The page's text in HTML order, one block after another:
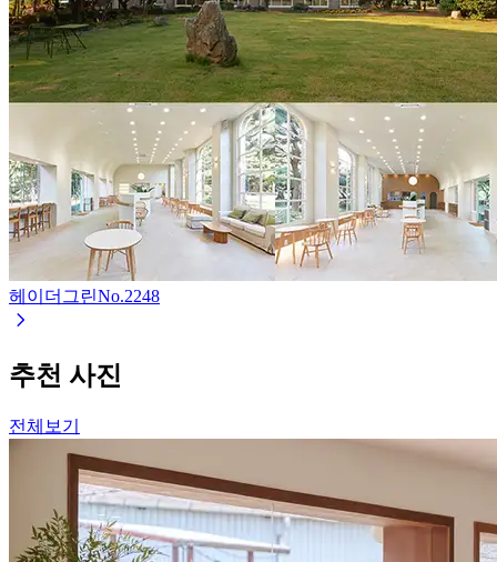
헤이더그린No.2248
추천 사진
전체보기